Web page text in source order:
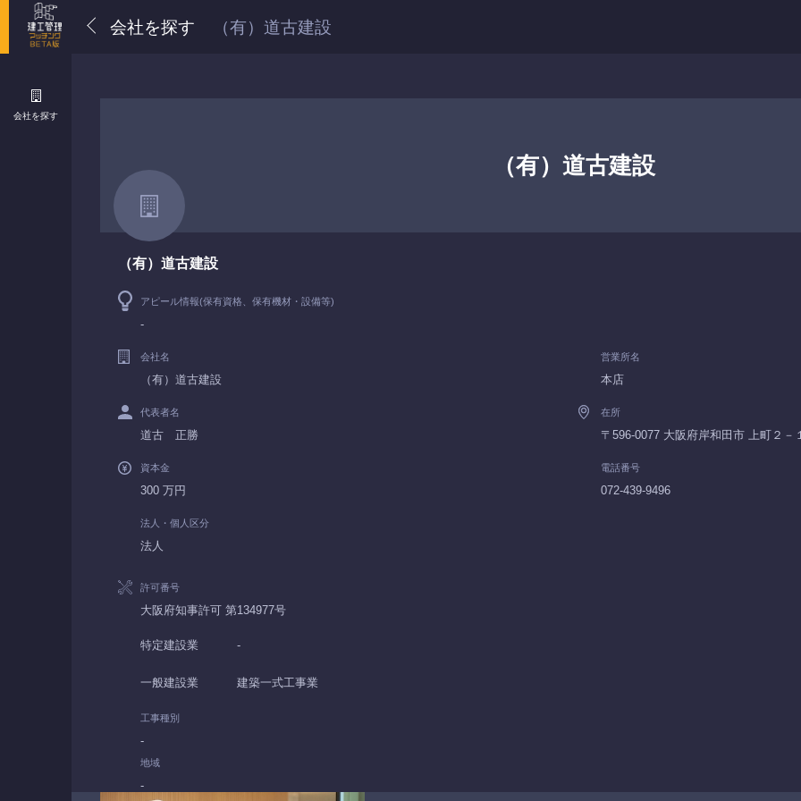
会社を探す （有）道古建設
（有）道古建設
（有）道古建設
アピール情報(保有資格、保有機材・設備等)
-
会社名
（有）道古建設
代表者名
道古 正勝
資本金
300 万円
法人・個人区分
法人
営業所名
本店
在所
〒596-0077 大阪府岸和田市 上町２－
電話番号
072-439-9496
許可番号
大阪府知事許可 第134977号
特定建設業 -
一般建設業 建築一式工事業
工事種別
-
地域
-
会社を探す